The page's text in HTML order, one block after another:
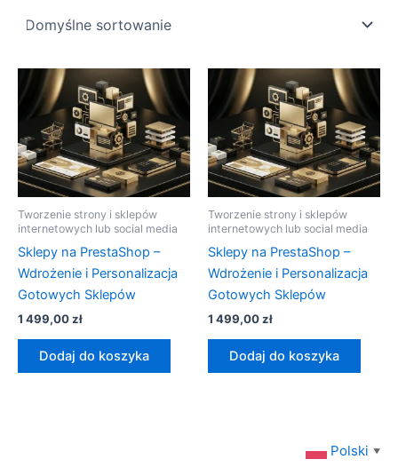
Tworzenie strony i sklepów
internetowych lub social media
Sklepy na PrestaShop –
Wdrożenie i Personalizacja
Gotowych Sklepów
1 499,00zł
Dodaj do koszyka
Tworzenie strony i sklepów
internetowych lub social media
Sklepy na PrestaShop –
Wdrożenie i Personalizacja
Gotowych Sklepów
1 499,00zł
Dodaj do koszyka
Polski ▼